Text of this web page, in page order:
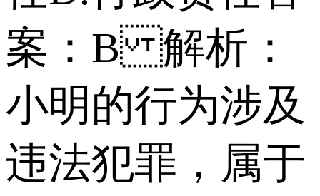
案：B 解析：
小明的行为涉及
违法犯罪，属于